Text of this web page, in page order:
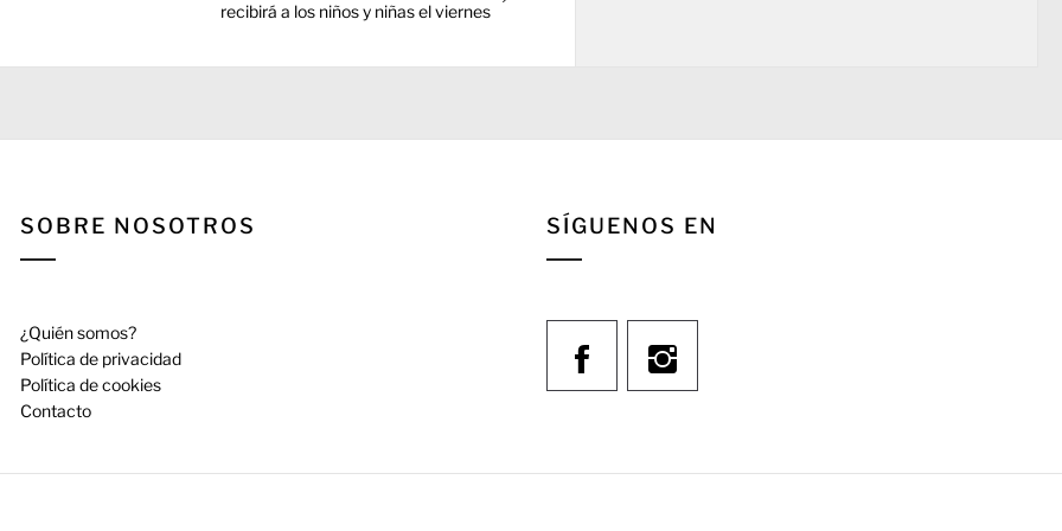
recibirá a los niños y niñas el viernes
SOBRE NOSOTROS
¿Quién somos?
Política de privacidad
Política de cookies
Contacto
SÍGUENOS EN